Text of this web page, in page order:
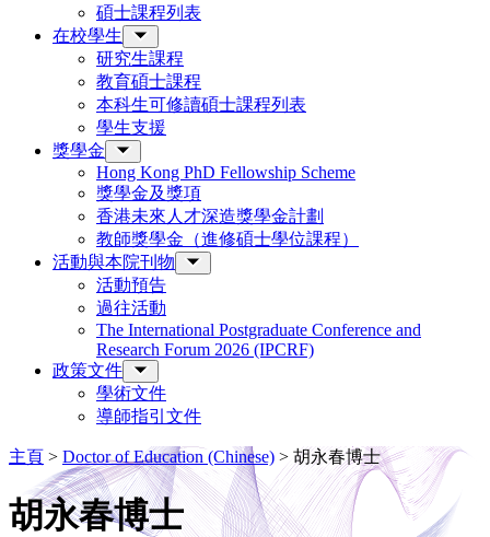
碩士課程列表
在校學生
研究生課程
教育碩士課程
本科生可修讀碩士課程列表
學生支援
獎學金
Hong Kong PhD Fellowship Scheme
獎學金及獎項
香港未來人才深造獎學金計劃
教師獎學金（進修碩士學位課程）
活動與本院刊物
活動預告
過往活動
The International Postgraduate Conference and
Research Forum 2026 (IPCRF)
政策文件
學術文件
導師指引文件
主頁 > Doctor of Education (Chinese) > 胡永春博士
胡永春博士